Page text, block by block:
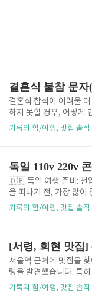
결혼식 불참 문
결혼식 참석이 어려울
하지 못할 경우, 어떻게
담스럽지 않고, 진심이
못하게 되어 너무 아쉽
이 가득하시길 진심으
예시예시 1 – 다정하고
한 날 꼭 함께하고 싶었
기록의 힘/여행, 맛집 솔직
독일 110v 220v
🇩🇪 독일 여행 준비: 전
을 떠나기 전, 가장 많이
볼트인가요?”, “한국 전
일 한국전압 230V
타입 전압 차이: 한국과
자제품은 220V~240V
차이: 독일은 ..
기록의 힘/여행, 맛집 솔직
서울역 근처에 맛집을
령을 발견했습니다. 특
요리를 맛볼 수 있는 곳
기록의 힘/여행, 맛집 솔직